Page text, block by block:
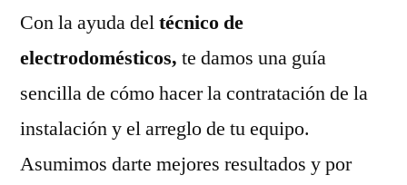
Con la ayuda deltécnico de
electrodomésticos, te damos una guía
sencilla de cómo hacer la contratación de la
instalación y el arreglo de tu equipo.
Asumimos darte mejores resultados y por